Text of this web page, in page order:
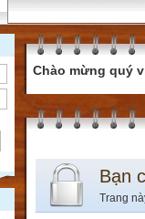
Chào mừng quý
Bạn
Trang